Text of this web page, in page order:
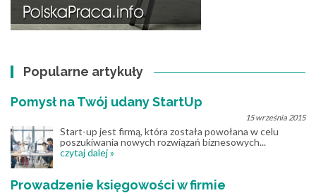
Popularne artykuły
Pomysł na Twój udany StartUp
15 września 2015
Start-up jest firmą, która została powołana w celu
poszukiwania nowych rozwiązań biznesowych...
czytaj dalej »
Prowadzenie księgowości w firmie